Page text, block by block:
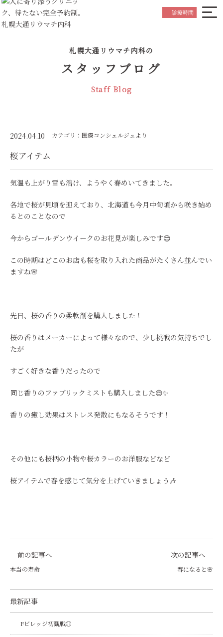
診療時間
院長ごあいさつ
はじめての方へ
診療内容について Medical Service
News
アクセス Access
ご予約はこちら
Reservation
札幌大通リウマチ内科の
スタッフブログ
Staff Blog
2024.04.10 カテゴリ：医療コンシェルジュより
桜アイテム
気温も上がり雪も溶け、ようやく春めいてきました。
各地で桜が見頃を迎えており、北海道も今月中旬頃から咲き始め
るとのことなので
今からゴールデンウイークのお花見が楽しみです😊
この時期はどこのお店も桜を取り入れた商品がたくさん並んでい
ますね🌸
先日、桜の香りの柔軟剤を購入しました！
桜の香りはメーカーによって様々なので、少し挑戦の気持ちでし
たが
すごく好きな香りだったので
同じ香りのファブリックミストも購入しました😌✨
香りの癒し効果はストレス発散にもなるそうです！
その他にも桜柄の小物や桜カラーのお洋服などなど
桜アイテムで春を感じて気分を上げていきましょう🎶
前の記事へ
本当の寿命
次の記事へ
春になると🌸
最新記事
Fビレッジ初観戦⚾